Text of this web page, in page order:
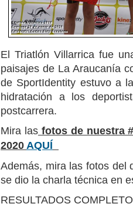
El Triatlón Villarrica fue
paisajes de La Araucanía
de SportIdentity estuvo a
hidratación a los
postcarrera.
Mira lasfotos de nuestra
2020 AQUÍ
Además, mira las fotos del
se dio la charla técnica en
RESULTADOS